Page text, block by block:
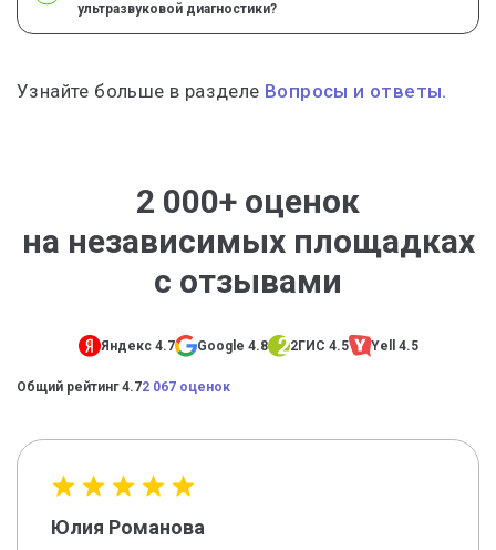
ультразвуковой диагностики?
Узнайте больше в разделе Вопросы и ответы.
2 000+ оценок
на независимых площадках
с отзывами
Яндекс 4.7 Google 4.8 2ГИС 4.5 Yell 4.5
Общий рейтинг 4.72 067 оценок
Юлия Романова